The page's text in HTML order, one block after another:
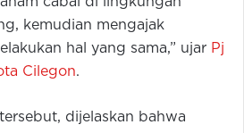
kemudian mengajak
hal yang sama,” ujar Pj
Cilegon.
dijelaskan bahwa